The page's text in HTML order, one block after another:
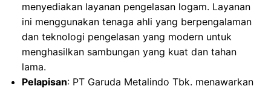
menyediakan layanan pengelasan logam. Layanan
ini menggunakan tenaga ahli yang berpengalaman
dan teknologi pengelasan yang modern untuk
menghasilkan sambungan yang kuat dan tahan
lama.
Pelapisan: PT Garuda Metalindo Tbk. menawarkan